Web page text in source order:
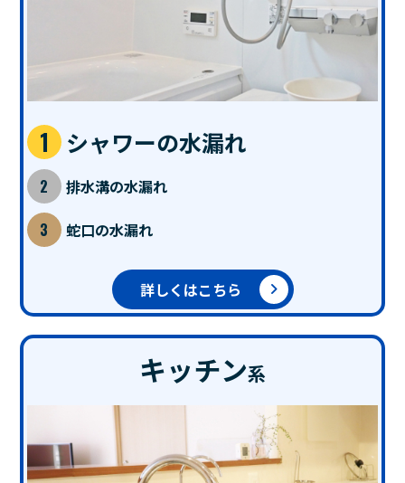
シャワーの水漏れ
排水溝の水漏れ
蛇口の水漏れ
詳しくはこちら
キッチン系